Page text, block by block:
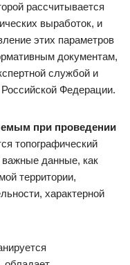
рассчитывается
выработок, и
этих параметров
документам,
службой и
Федерации.
при проведении
топографический
данные, как
территории,
характерной